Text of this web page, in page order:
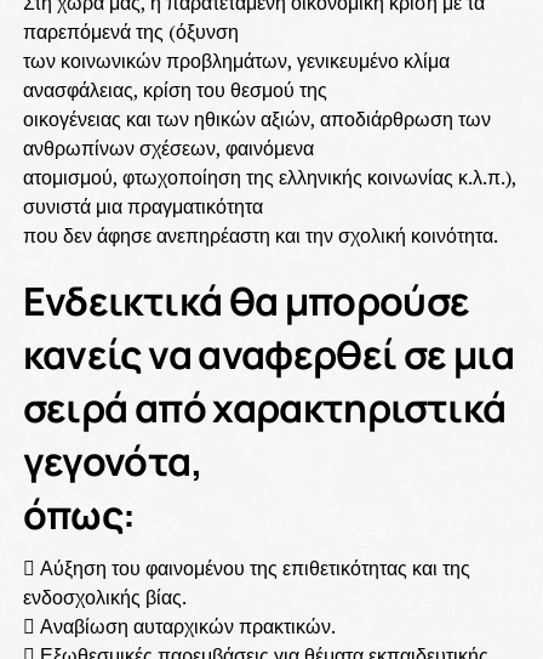
παρεπόμενά της (όξυνση
των κοινωνικών προβλημάτων, γενικευμένο κλίμα
ανασφάλειας, κρίση του θεσμού της
οικογένειας και των ηθικών αξιών, αποδιάρθρωση των
ανθρωπίνων σχέσεων, φαινόμενα
ατομισμού, φτωχοποίηση της ελληνικής κοινωνίας κ.λ.π.),
συνιστά μια πραγματικότητα
που δεν άφησε ανεπηρέαστη και την σχολική κοινότητα.
Ενδεικτικά θα μπορούσε
κανείς να αναφερθεί σε μια
σειρά από χαρακτηριστικά
γεγονότα,
όπως:
 Αύξηση του φαινομένου της επιθετικότητας και της
ενδοσχολικής βίας.
 Αναβίωση αυταρχικών πρακτικών.